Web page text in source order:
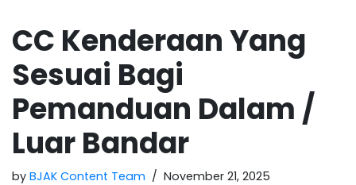
CC Kenderaan Yang
Sesuai Bagi
Pemanduan Dalam /
Luar Bandar
by BJAK Content Team November 21, 2025